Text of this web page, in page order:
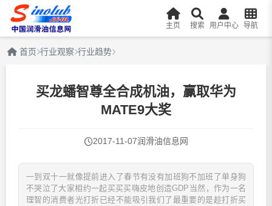
主页 搜索 用户中心 导航
首页 行业观察 行业趋势
买龙蟠智尊全合成机油，赢取华为
MATE9大奖
2017-11-07润滑油信息网
一到双十一就像提前进入了春节有没有加班狗不加班了单身狗
不哭泣了大家相约一起买买买嗨皮地创造GDP当然，作为一名
理智的消费者光打折已经不能吸引我们了最重要的是趁打折买